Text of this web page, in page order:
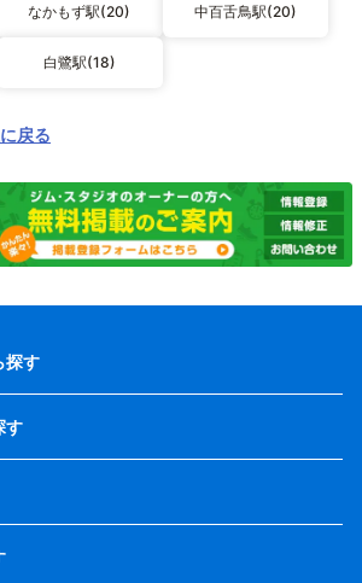
なかもず駅(20) 中百舌鳥駅(20)
白鷺駅(18)
戻る
探す
す